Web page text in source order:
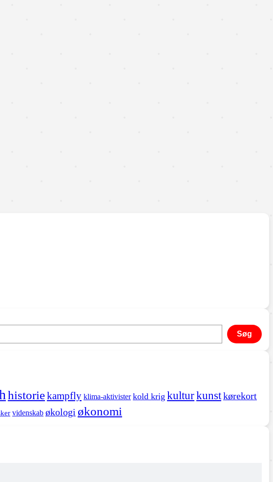
Søg
historiekampfly klima-aktivister kold krig kulturkunstkørekort
videnskab økologi økonomi